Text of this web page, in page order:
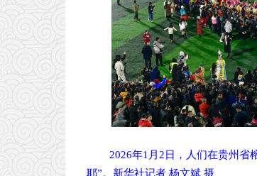
2026年1月2日，人们在贵州省
耶”。新华社记者 杨文斌 摄